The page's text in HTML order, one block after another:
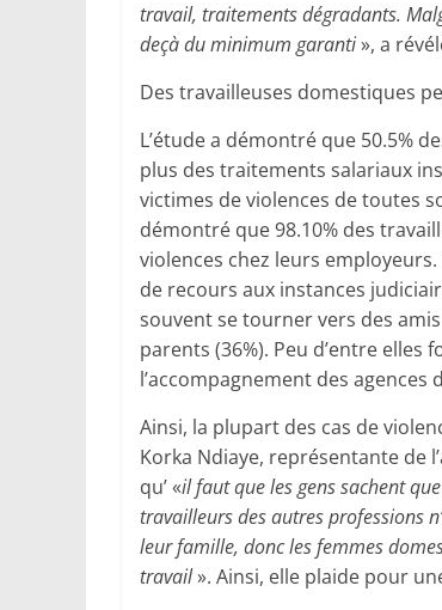
travail, traitements dégradants.
deçà du minimum garanti», a
Des travailleuses domestiques
L’étude a démontré que 50.5%
plus des traitements salariaux
victimes de violences de toutes
démontré que 98.10% des
violences chez leurs employeurs.
de recours aux instances
souvent se tourner vers des
parents (36%). Peu d’entre
l’accompagnement des agences
Ainsi, la plupart des cas de
Korka Ndiaye, représentante de
qu’ «il faut que les gens sachent
travailleurs des autres professions
leur famille, donc les femmes
travail». Ainsi, elle plaide pour